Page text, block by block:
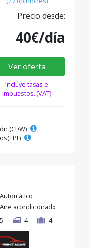
Precio desde:
40€/día
Ver oferta
Incluye tasas e
impuestos. (VAT)
(CDW)
Automático
Aire acondicionado
5
4 4